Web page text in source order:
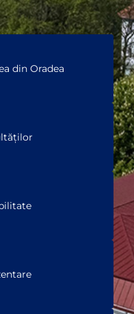
din Oradea